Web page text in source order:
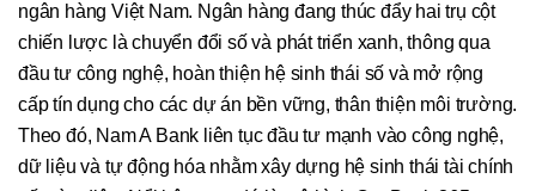
ngân hàng Việt Nam. Ngân hàng đang thúc đẩy hai trụ cột
chiến lược là chuyển đổi số và phát triển xanh, thông qua
đầu tư công nghệ, hoàn thiện hệ sinh thái số và mở rộng
cấp tín dụng cho các dự án bền vững, thân thiện môi trường.
Theo đó, Nam A Bank liên tục đầu tư mạnh vào công nghệ,
dữ liệu và tự động hóa nhằm xây dựng hệ sinh thái tài chính